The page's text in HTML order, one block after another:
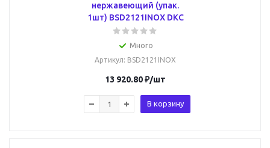
нержавеющий (упак.
1шт) BSD2121INOX DKC
Много
Артикул: BSD2121INOX
13 920.80₽/шт
В корзину